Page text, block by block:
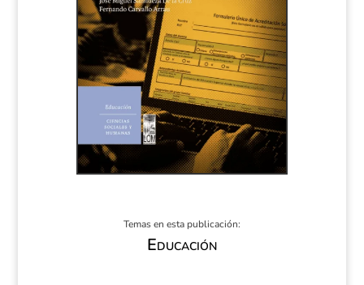
Temas en esta publicación:
Educación